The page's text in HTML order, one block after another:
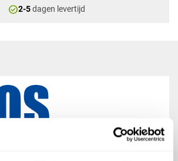
check_circle2-5dagen levertijd